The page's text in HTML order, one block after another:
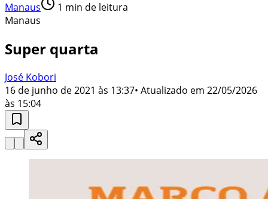
Manaus 1 min de leitura
Manaus
Super quarta
José Kobori
16 de junho de 2021 às 13:37• Atualizado em 22/05/2026
às 15:04